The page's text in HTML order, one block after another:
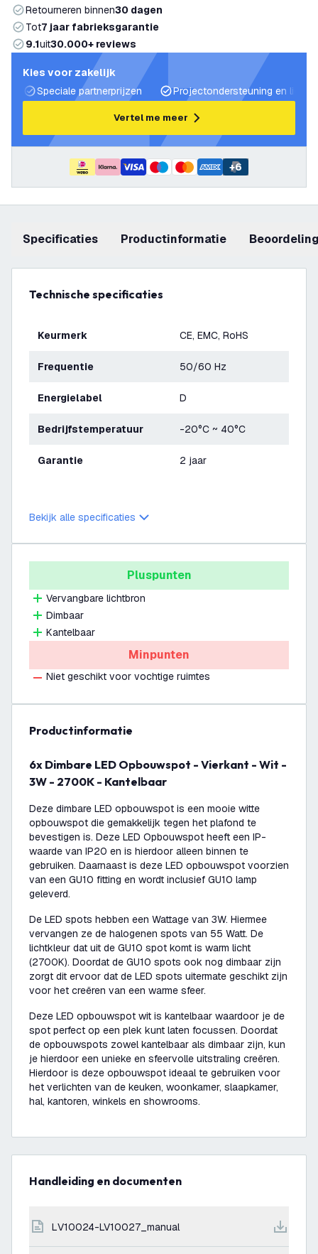
Retourneren binnen30 dagen
Tot7 jaar fabrieksgarantie
9.1uit30.000+ reviews
Kies voor zakelijk
Speciale partnerprijzen
Projectondersteuning en
Vertel me meer
+6
Specificaties productinformatie
Technische specificaties
Keurmerk CE, EMC, RoHS
Frequentie 50/60 Hz
Energielabel D
Bedrijfstemperatuur -20°C ~ 40°C
Garantie 2 jaar
Bekijk alle specificaties
Pluspunten
Vervangbare lichtbron
Dimbaar
Kantelbaar
Minpunten
Niet geschikt voor vochtige ruimtes
productinformatie
6x Dimbare LED Opbouwspot - Vierkant - Wit -
3W - 2700K - Kantelbaar
Deze dimbare LED opbouwspot is een mooie witte
opbouwspot die gemakkelijk tegen het plafond te
bevestigen is. Deze LED Opbouwspot heeft een IP-
waarde van IP20 en is hierdoor alleen binnen te
gebruiken. Daarnaast is deze LED opbouwspot voorzien
van een GU10 fitting en wordt inclusief GU10 lamp
geleverd.
De LED spots hebben een Wattage van 3W. Hiermee
vervangen ze de halogenen spots van 55 Watt. De
lichtkleur dat uit de GU10 spot komt is warm licht
(2700K). Doordat de GU10 spots ook nog dimbaar zijn
zorgt dit ervoor dat de LED spots uitermate geschikt zijn
voor het creëren van een warme sfeer.
Deze LED opbouwspot wit is kantelbaar waardoor je de
spot perfect op een plek kunt laten focussen. Doordat
de opbouwspots zowel kantelbaar als dimbaar zijn, kun
je hierdoor een unieke en sfeervolle uitstraling creëren.
Hierdoor is deze opbouwspot ideaal te gebruiken voor
het verlichten van de keuken, woonkamer, slaapkamer,
hal, kantoren, winkels en showrooms.
Handleiding en documenten
LV10024-LV10027_manual